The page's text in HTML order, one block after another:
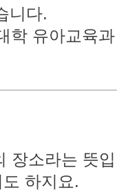
니다.
학 유아교육
장소라는 뜻
도 하지요.